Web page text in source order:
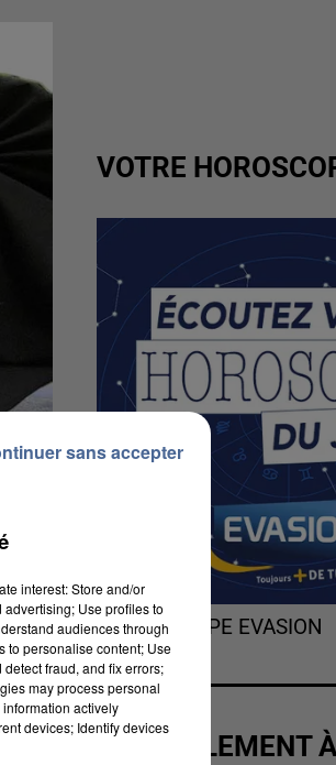
VOTRE
L'HOROSCOPE EVASION
ACTUELLEMENT À
interest: Store and/or
Use profiles to
audiences through
to personalise content; Use
fraud, and fix errors;
may process personal
actively
devices; Identify devices
sans accepter